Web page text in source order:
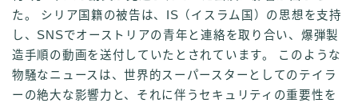
た。 シリア国籍の被告は、IS（イスラム国）の思想を支持
し、SNSでオーストリアの青年と連絡を取り合い、爆弾製
造手順の動画を送付していたとされています。 このような
物騒なニュースは、世界的スーパースターとしてのテイラ
ーの絶大な影響力と、それに伴うセキュリティの重要性を